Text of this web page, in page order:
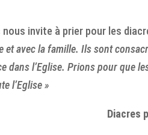
nous invite à prier pour les
et avec la famille. Ils sont
dans l’Eglise. Prions pour que
l’Eglise »
Diacres